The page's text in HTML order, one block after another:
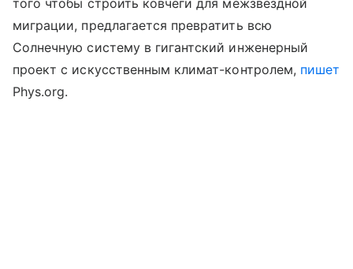
миграции, предлагается превратить всю
Солнечную систему в гигантский инженерный
проект с искусственным климат-контролем, пишет
Phys.org.